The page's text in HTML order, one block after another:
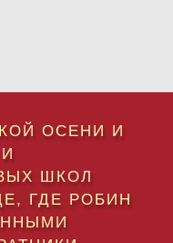
ОСЕНИ И
ШКОЛ
ГДЕ РОБИН